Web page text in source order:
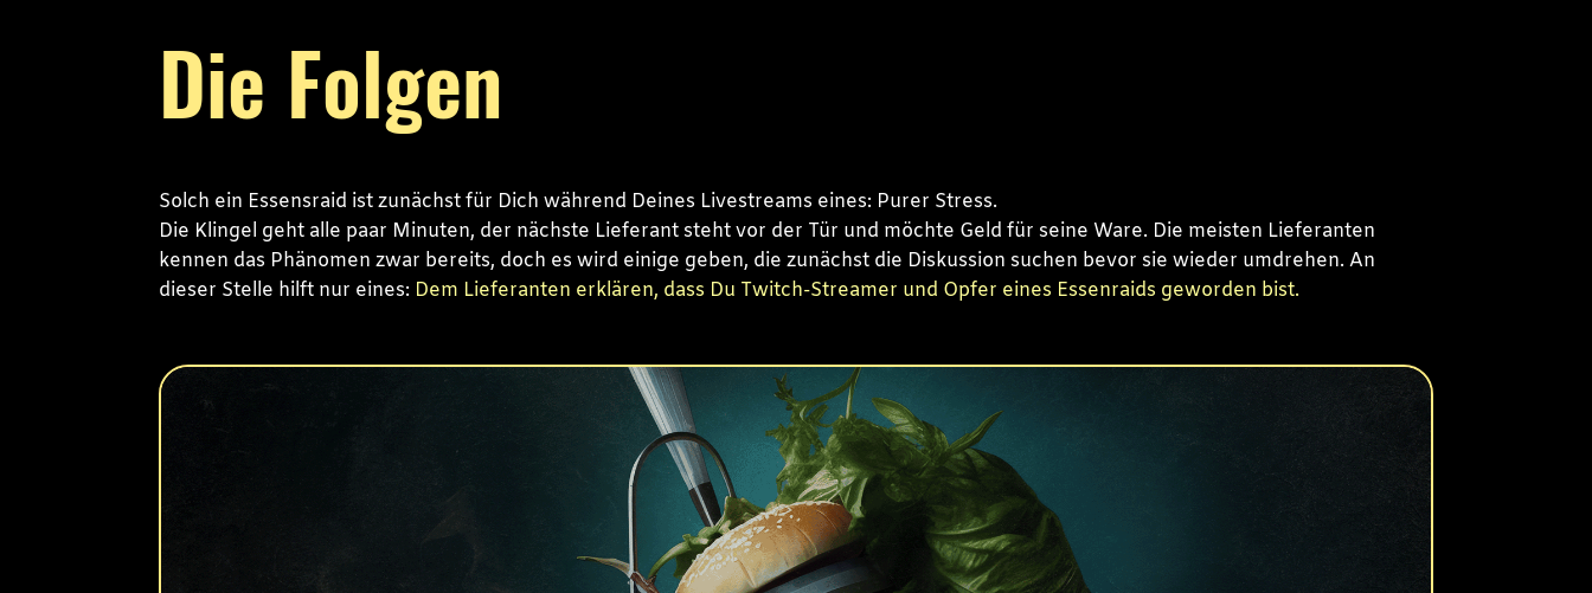
Die Folgen
Solch ein Essensraid ist zunächst für Dich während Deines Livestreams eines: Purer Stress.
Die Klingel geht alle paar Minuten, der nächste Lieferant steht vor der Tür und möchte Geld für seine Ware. Die meisten Lieferanten
kennen das Phänomen zwar bereits, doch es wird einige geben, die zunächst die Diskussion suchen bevor sie wieder umdrehen. An
dieser Stelle hilft nur eines: Dem Lieferanten erklären, dass Du Twitch-Streamer und Opfer eines Essenraids geworden bist.